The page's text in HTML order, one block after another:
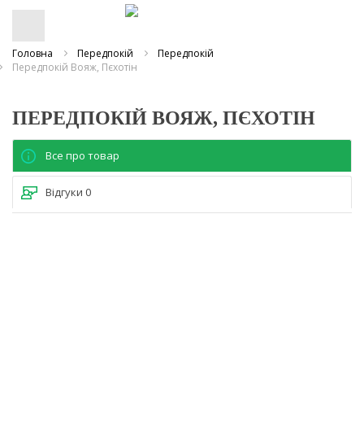
Головна Передпокій
Передпокій
Передпокій Вояж, Пєхотін
ПЕРЕДПОКІЙ ВОЯЖ, ПЄХОТІН
Все про товар
Відгуки 0